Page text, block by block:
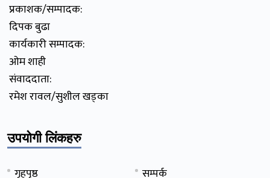
प्रकाशक/सम्पादक:
दिपक बुढा
कार्यकारी सम्पादक:
ओम शाही
संवाददाता:
रमेश रावल/सुशील खड्का
उपयोगी लिंकहरु
गृहपृष्ठ
सम्पर्क